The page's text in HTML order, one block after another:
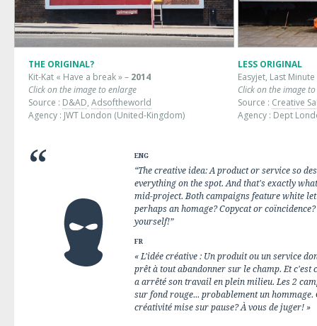
THE ORIGINAL?
Kit-Kat « Have a break » – 2014
Click on the image to enlarge
Source : D&AD, Adsoftheworld
Agency : JWT London (United-Kingdom)
LESS ORIGINAL
Easyjet, Last
Click on the image
Source : Creative
Agency : Dept
ENG
“The creative idea: A product or service so
everything on the spot. And that's exactly
mid-project. Both campaigns feature white
perhaps an homage? Copycat or
yourself!”
FR
« L'idée créative : Un produit ou un service
prêt à tout abandonner sur le champ. Et
a arrêté son travail en plein milieu. Les 2
sur fond rouge... probablement un hommage.
créativité mise sur pause? À vous de juger! »